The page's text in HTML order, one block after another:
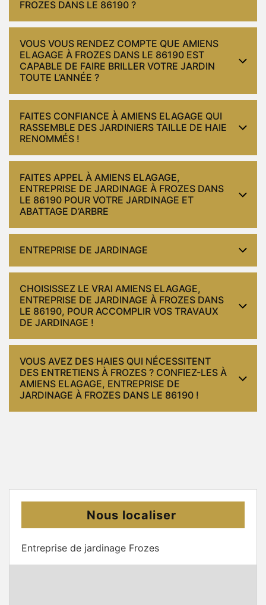
FROZES DANS LE 86190 ?
VOUS VOUS RENDEZ COMPTE QUE AMIENS
ELAGAGE À FROZES DANS LE 86190 EST
CAPABLE DE FAIRE BRILLER VOTRE JARDIN
TOUTE L’ANNÉE ?
FAITES CONFIANCE À AMIENS ELAGAGE QUI
RASSEMBLE DES JARDINIERS TAILLE DE HAIE
RENOMMÉS !
FAITES APPEL À AMIENS ELAGAGE,
ENTREPRISE DE JARDINAGE À FROZES DANS
LE 86190 POUR VOTRE JARDINAGE ET
ABATTAGE D’ARBRE
ENTREPRISE DE JARDINAGE
CHOISISSEZ LE VRAI AMIENS ELAGAGE,
ENTREPRISE DE JARDINAGE À FROZES DANS
LE 86190, POUR ACCOMPLIR VOS TRAVAUX
DE JARDINAGE !
VOUS AVEZ DES HAIES QUI NÉCESSITENT
DES ENTRETIENS À FROZES ? CONFIEZ-LES À
AMIENS ELAGAGE, ENTREPRISE DE
JARDINAGE À FROZES DANS LE 86190 !
Nous localiser
Entreprise de jardinage Frozes